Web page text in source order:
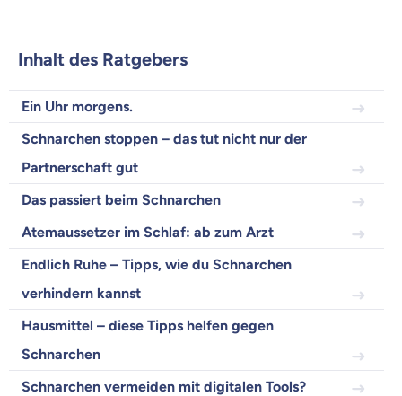
Inhalt des Ratgebers
Ein Uhr morgens.
Schnarchen stoppen – das tut nicht nur der
Partnerschaft gut
Das passiert beim Schnarchen
Atemaussetzer im Schlaf: ab zum Arzt
Endlich Ruhe – Tipps, wie du Schnarchen
verhindern kannst
Hausmittel – diese Tipps helfen gegen
Schnarchen
Schnarchen vermeiden mit digitalen Tools?
Versicherungen zu verstehen
Wozu dürfen wir dich beraten?
Versicherungsprodukt wählen
Krankenvoll
Versicherung
Beamten
Versicherung